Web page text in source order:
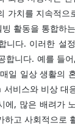
가치를 지속적으
활동을 통합하
니다. 이러한 설
합니다. 예를 들
일 일상 생활의
비스와 비상 대
에, 많은 배려가
하고 사회적으로